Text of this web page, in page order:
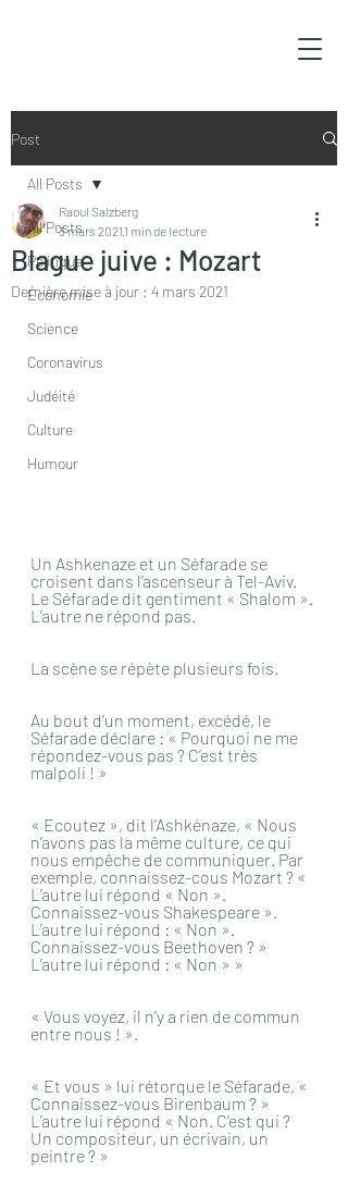
Post
All Posts
Politique
Économie
Science
Coronavirus
Judéité
Culture
Humour
All Posts
Blague juive : Mozart
Raoul Salzberg
3 mars 2021 1 min de lecture
Dernière mise à jour : 4 mars 2021
Un Ashkenaze et un Séfarade se
croisent dans l’ascenseur à Tel-Aviv.
Le Séfarade dit gentiment « Shalom ».
L’autre ne répond pas.
La scène se répète plusieurs fois.
Au bout d’un moment, excédé, le
Séfarade déclare : « Pourquoi ne me
répondez-vous pas ? C’est très
malpoli ! »
« Ecoutez », dit l’Ashkénaze, « Nous
n’avons pas la même culture, ce qui
nous empêche de communiquer. Par
exemple, connaissez-cous Mozart ? «
L’autre lui répond « Non ».
Connaissez-vous Shakespeare ».
L’autre lui répond : « Non ».
Connaissez-vous Beethoven ? »
L’autre lui répond : « Non » »
« Vous voyez, il n’y a rien de commun
entre nous ! ».
« Et vous » lui rétorque le Séfarade, «
Connaissez-vous Birenbaum ? »
L’autre lui répond « Non. C’est qui ?
Un compositeur, un écrivain, un
peintre ? »